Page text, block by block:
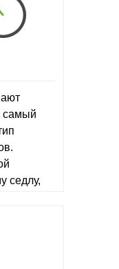
самый
седлу,